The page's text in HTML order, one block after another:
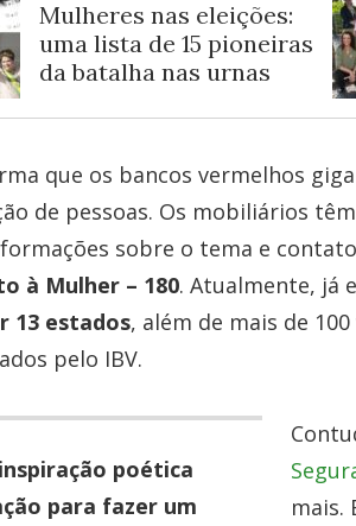
Mulheres nas eleições:
uma lista de 15 pioneiras
da batalha nas urnas
que os bancos vermelhos
de pessoas. Os mobiliários
sobre o tema e
à Mulher – 180. Atualmente, já
13 estados, além de mais de
pelo IBV.
poética
para fazer um
mais.